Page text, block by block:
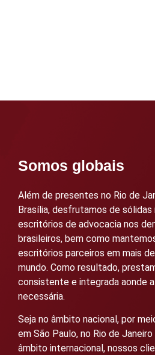
Somos globais
Além de presentes no Rio de
Brasília, desfrutamos de
escritórios de advocacia nos
brasileiros, bem como
escritórios parceiros em mais
mundo. Como resultado,
consistente e integrada aonde
necessária.
Seja no âmbito nacional, por
em São Paulo, no Rio de
âmbito internacional, nossos